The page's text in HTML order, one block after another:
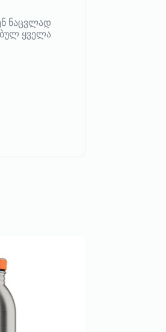
ნაცვლად
ყველა